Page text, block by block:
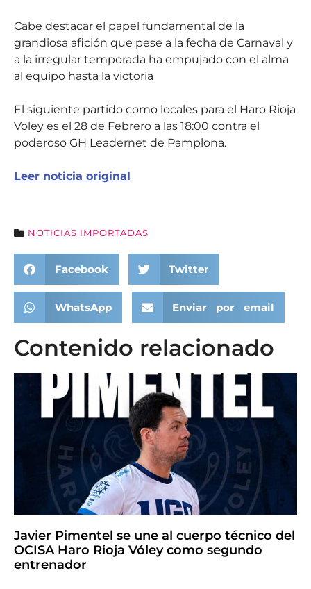
Cabe destacar el papel fundamental de la
grandiosa afición que pese a la fecha de Carnaval y
a la irregular temporada ha empujado con el alma
al equipo hasta la victoria
El siguiente partido como locales para el Haro Rioja
Voley es el 28 de Febrero a las 18:00 contra el
poderoso GH Leadernet de Pamplona.
Leer noticia original
NOTICIAS IMPORTADAS
Facebook Twitter
WhatsApp Enviar por email
Contenido relacionado
Javier Pimentel se une al cuerpo técnico del
OCISA Haro Rioja Vóley como segundo
entrenador